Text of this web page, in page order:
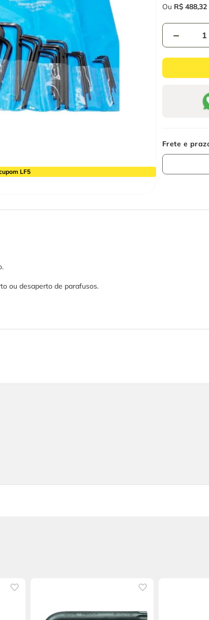
LF5
Ou R$ 488,32
－
ou desaperto de parafusos.